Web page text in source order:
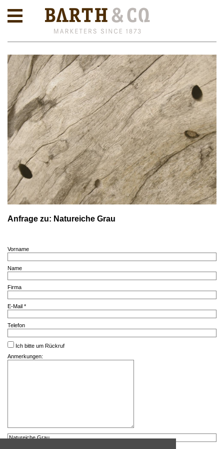
Anfrage zu: Natureiche Grau
Vorname
Name
Firma
E-Mail *
Telefon
Ich bitte um Rückruf
Anmerkungen: